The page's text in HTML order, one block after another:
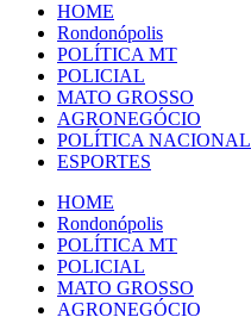
HOME
Rondonópolis
POLÍTICA MT
POLICIAL
MATO GROSSO
AGRONEGÓCIO
POLÍTICA NACIONAL
ESPORTES
HOME
Rondonópolis
POLÍTICA MT
POLICIAL
MATO GROSSO
AGRONEGÓCIO